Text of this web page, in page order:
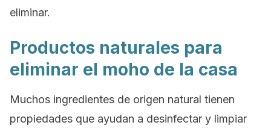
eliminar.
Productos naturales para
eliminar el moho de la casa
Muchos ingredientes de origen natural tienen
propiedades que ayudan a desinfectar y limpiar